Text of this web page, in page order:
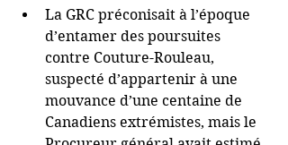
La GRC préconisait à l’époque
d’entamer des poursuites
contre Couture-Rouleau,
suspecté d’appartenir à une
mouvance d’une centaine de
Canadiens extrémistes, mais le